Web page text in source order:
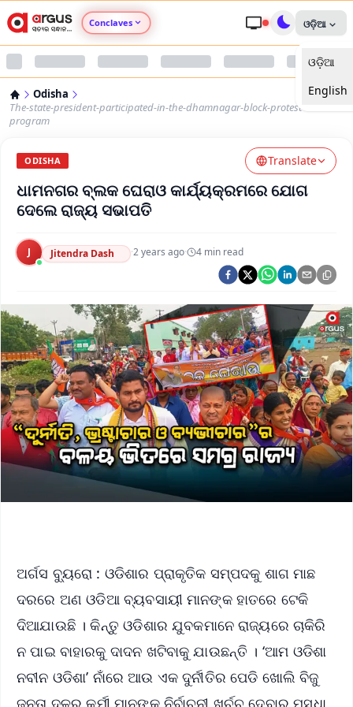
Conclaves
Argus Nari Shakti
Argus Health Connect
Argus Chalo Dekhein Apna Desh
ଓଡ଼ିଆ
ଓଡ଼ିଆ
English
Odisha
The-state-president-participated-in-the-dhamnagar-block-protest-
program
ODISHA Translate
ଧାମନଗର ବ୍ଲକ ଘେରାଓ କାର୍ଯ୍ୟକ୍ରମରେ ଯୋଗ
ଦେଲେ ରାଜ୍ୟ ସଭାପତି
J Jitendra Dash ·2 years ago· 4 min read
ଅର୍ଗସ ବ୍ୟୁରୋ : ଓଡିଶାର ପ୍ରାକୃତିକ ସମ୍ପଦକୁ ଶାଗ ମାଛ
ଦରରେ ଅଣ ଓଡିଆ ବ୍ୟବସାୟୀ ମାନଙ୍କ ହାତରେ ଟେକି
ଦିଆଯାଉଛି । କିନ୍ତୁ ଓଡିଶାର ଯୁବକମାନେ ରାଜ୍ୟରେ ଚାକିରି
ନ ପାଇ ବାହାରକୁ ଦାଦନ ଖଟିବାକୁ ଯାଉଛନ୍ତି । ‘ଆମ ଓଡିଶା
ନବୀନ ଓଡିଶା’ ନାଁରେ ଆଉ ଏକ ଦୁର୍ନୀତିର ପେଡି ଖୋଲି ବିଜୁ
ଜନତା ଦଳର କର୍ମୀ ମାନଙ୍କୁ ନିର୍ବାଚନୀ ଖର୍ଚ୍ଚ ଦେବାର ମସୁଧା